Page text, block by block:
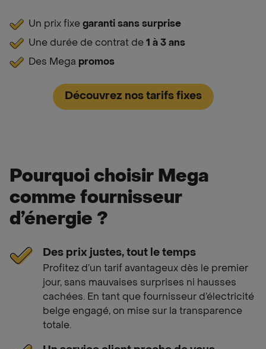
Un prix fixe garanti sans surprise
Une durée de contrat de 1 à 3 ans
Des Mega promos
Découvrez nos tarifs fixes
Pourquoi choisir Mega
comme fournisseur
d’énergie ?
Des prix justes, tout le temps
Profitez d’un tarif avantageux dès le premier
jour, sans mauvaises surprises ni hausses
cachées. En tant que fournisseur d’électricité
belge engagé, on mise sur la transparence
totale.